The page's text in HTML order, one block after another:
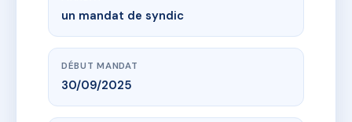
un mandat de syndic
DÉBUT MANDAT
30/09/2025